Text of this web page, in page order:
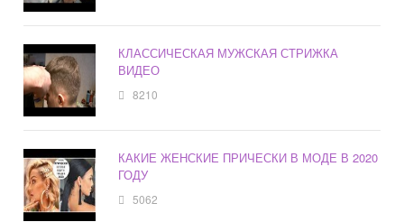
КЛАССИЧЕСКАЯ МУЖСКАЯ СТРИЖКА
ВИДЕО
8210
КАКИЕ ЖЕНСКИЕ ПРИЧЕСКИ В МОДЕ В 2020
ГОДУ
5062